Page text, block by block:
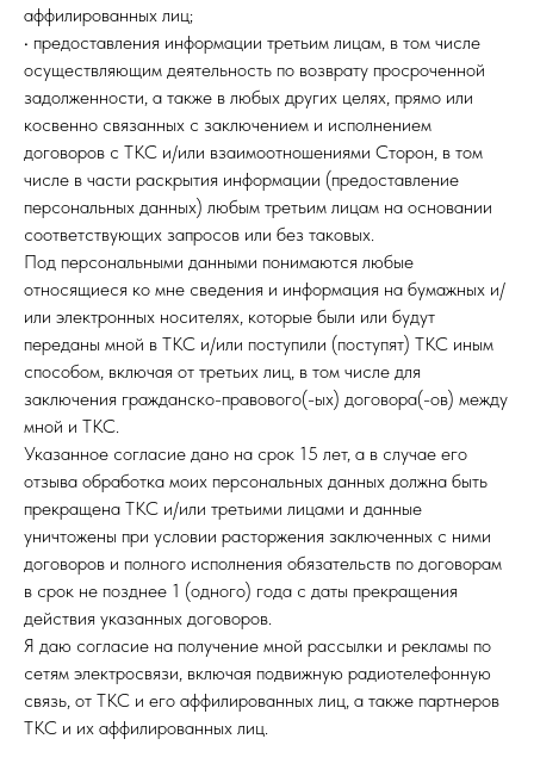
аффилированных лиц;
• предоставления информации третьим лицам, в том числе
осуществляющим деятельность по возврату просроченной
задолженности, а также в любых других целях, прямо или
косвенно связанных с заключением и исполнением
договоров с ТКС и/или взаимоотношениями Сторон, в том
числе в части раскрытия информации (предоставление
персональных данных) любым третьим лицам на основании
соответствующих запросов или без таковых.
Под персональными данными понимаются любые
относящиеся ко мне сведения и информация на бумажных и/
или электронных носителях, которые были или будут
переданы мной в ТКС и/или поступили (поступят) ТКС иным
способом, включая от третьих лиц, в том числе для
заключения гражданско-правового(-ых) договора(-ов) между
мной и ТКС.
Указанное согласие дано на срок 15 лет, а в случае его
отзыва обработка моих персональных данных должна быть
прекращена ТКС и/или третьими лицами и данные
уничтожены при условии расторжения заключенных с ними
договоров и полного исполнения обязательств по договорам
в срок не позднее 1 (одного) года с даты прекращения
действия указанных договоров.
Я даю согласие на получение мной рассылки и рекламы по
сетям электросвязи, включая подвижную радиотелефонную
связь, от ТКС и его аффилированных лиц, а также партнеров
ТКС и их аффилированных лиц.